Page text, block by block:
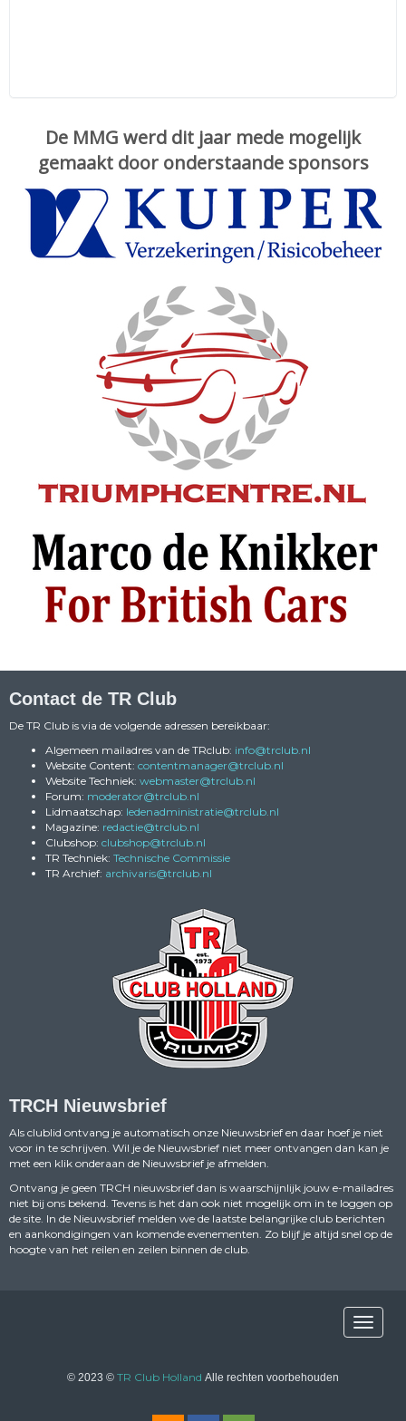
De MMG werd dit jaar mede mogelijk
gemaakt door onderstaande sponsors
Contact de TR Club
De TR Club is via de volgende adressen bereikbaar:
Algemeen mailadres van de TRclub: ofni@trclub.nl
Website Content: reganamtnetnoc@trclub.nl
Website Techniek: retsambew@trclub.nl
Forum: rotaredom@trclub.nl
Lidmaatschap: eitartsinimdanedel@trclub.nl
Magazine: eitcader@trclub.nl
Clubshop: pohsbulc@trclub.nl
TR Techniek: Technische Commissie
TR Archief: siravihcra@trclub.nl
TRCH Nieuwsbrief
Als clublid ontvang je automatisch onze Nieuwsbrief en daar hoef je niet
voor in te schrijven. Wil je de Nieuwsbrief niet meer ontvangen dan kan je
met een klik onderaan de Nieuwsbrief je afmelden.
Ontvang je geen TRCH nieuwsbrief dan is waarschijnlijk jouw e-mailadres
niet bij ons bekend. Tevens is het dan ook niet mogelijk om in te loggen op
de site. In de Nieuwsbrief melden we de laatste belangrijke club berichten
en aankondigingen van komende evenementen. Zo blijf je altijd snel op de
hoogte van het reilen en zeilen binnen de club.
Toggle
© 2023 © TR Club Holland Alle rechten voorbehouden